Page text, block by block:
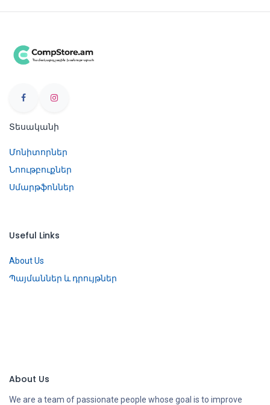
Տեսականի
Մոնիտորներ
Նոութբուքներ
Սմարթֆոններ
Useful Links
About Us
Պայմաններ և դրույթներ
About Us
We are a team of passionate people whose goal is to improve